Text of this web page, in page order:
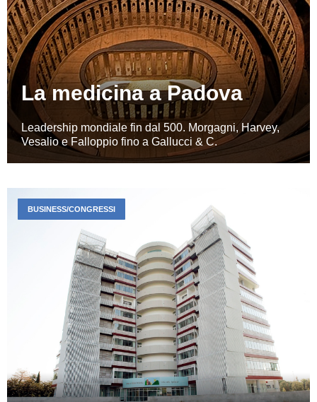
La medicina a Padova
Leadership mondiale fin dal 500. Morgagni, Harvey,
Vesalio e Falloppio fino a Gallucci & C.
BUSINESS/CONGRESSI